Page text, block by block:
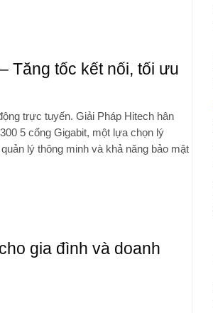
Tăng tốc kết nối, tối ưu
trực tuyến. Giải Pháp Hitech hân
5 cổng Gigabit, một lựa chọn lý
lý thông minh và khả năng bảo mật
gia đình và doanh